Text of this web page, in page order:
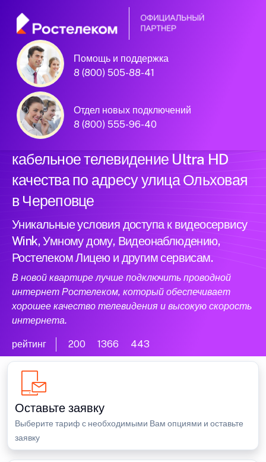
Помощь и поддержка
8 (800) 505-88-41
Отдел новых подключений
8 (800) 555-96-40
Официальный
партнер Ростелеком
Подключили новый интернет и
кабельное телевидение Ultra HD
качества по адресу улица Ольховая
в Череповце
Уникальные условия доступа к видеосервису
Wink, Умному дому, Видеонаблюдению,
Ростелеком Лицею и другим сервисам.
В новой квартире лучше подключить проводной
интернет Ростелеком, который обеспечивает
хорошее качество телевидения и высокую скорость
интернета.
рейтинг 200 1366 443
Оставьте заявку
Выберите тариф с необходимыми Вам опциями и оставьте
заявку